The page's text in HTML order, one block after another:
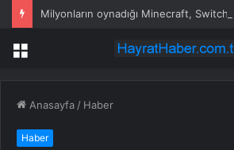
Menü
Anasayfa / Haber
Haber